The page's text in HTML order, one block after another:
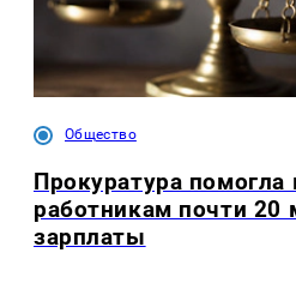
Общество
Прокуратура помогла
работникам почти 20
зарплаты